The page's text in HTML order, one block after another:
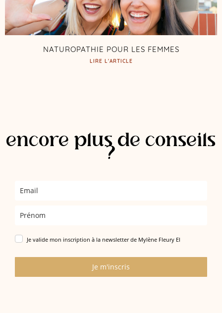
NATUROPATHIE POUR LES FEMMES
LIRE L'ARTICLE
encore plus de conseils
?
Je valide mon inscription à la newsletter de Mylène Fleury EI
Je m'inscris